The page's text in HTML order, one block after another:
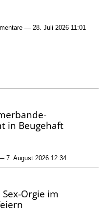
— 28. Juli 2026 11:01
in Beugehaft
7. August 2026 12:34
Orgie im